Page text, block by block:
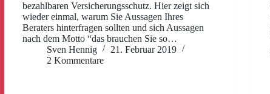
bezahlbaren Versicherungsschutz. Hier zeigt sich
wieder einmal, warum Sie Aussagen Ihres
Beraters hinterfragen sollten und sich Aussagen
nach dem Motto “das brauchen Sie so…
Sven Hennig
21. Februar 2019
2 Kommentare